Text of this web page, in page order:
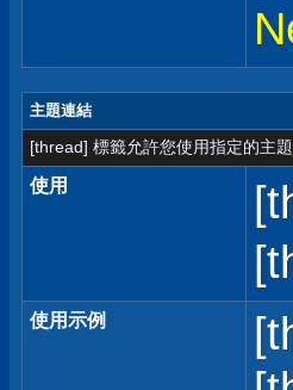
主題連結
[thread] 標籤允許您使用指定的主
使用
使用示例